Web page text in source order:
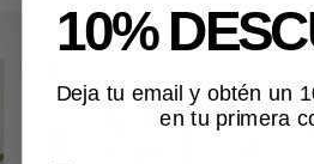
10%
Deja tu email y obtén un
en tu primera